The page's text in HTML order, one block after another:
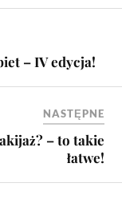
– IV edycja!
NASTĘPNE
– to takie
łatwe!